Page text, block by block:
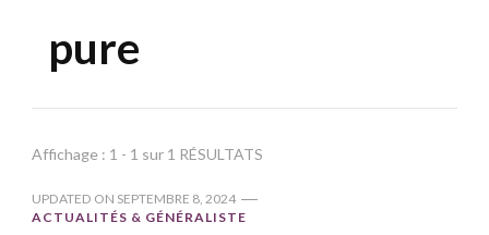
pure
Affichage : 1 - 1 sur 1 RÉSULTATS
UPDATED ON SEPTEMBRE 8, 2024
ACTUALITÉS & GÉNÉRALISTE